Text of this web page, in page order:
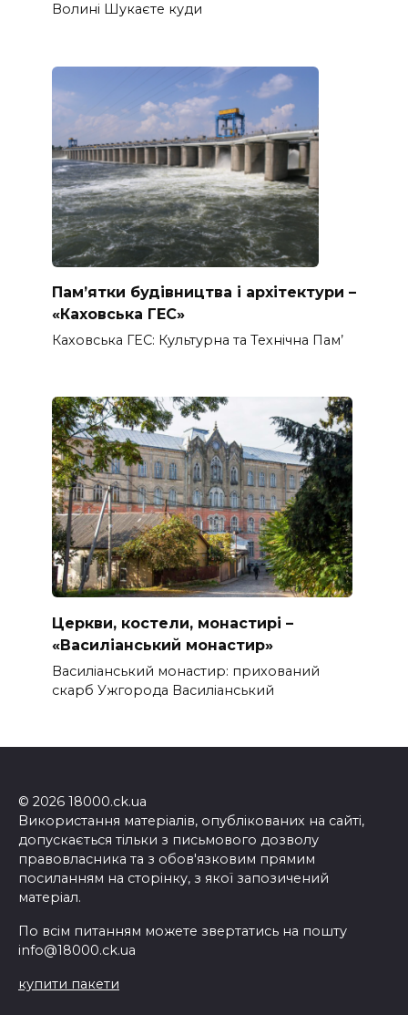
Волині Шукаєте куди
Пам’ятки будівництва і архітектури –
«Каховська ГЕС»
Каховська ГЕС: Культурна та Технічна Пам’
Церкви, костели, монастирі –
«Василіанський монастир»
Василіанський монастир: прихований
скарб Ужгорода Василіанський
© 2026 18000.ck.ua
Використання матеріалів, опублікованих на сайті,
допускається тільки з письмового дозволу
правовласника та з обов'язковим прямим
посиланням на сторінку, з якої запозичений
матеріал.
По всім питанням можете звертатись на пошту
info@18000.ck.ua
купити пакети